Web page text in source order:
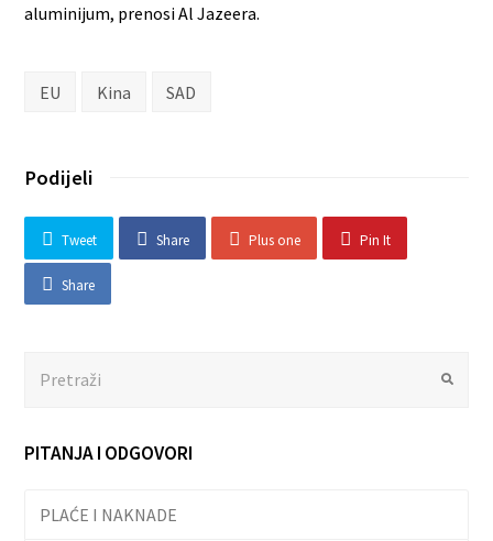
aluminijum, prenosi Al Jazeera.
EU Kina SAD
Podijeli
Tweet Share Plus one Pin It
Share
Submit
PITANJA I ODGOVORI
PLAĆE I NAKNADE